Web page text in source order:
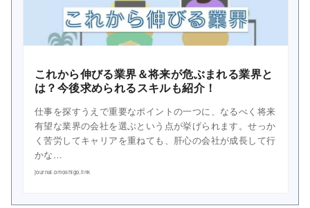
これから伸びる業界＆将来が危ぶまれる業界と
は？今後求められるスキルも紹介！
仕事を探すうえで重要なポイントの一つに、なるべく将来
有望な業界の会社を選ぶという点が挙げられます。せっか
く苦労してキャリアを重ねても、肝心の会社が成長して行
かな…
journal.omoshigo.link